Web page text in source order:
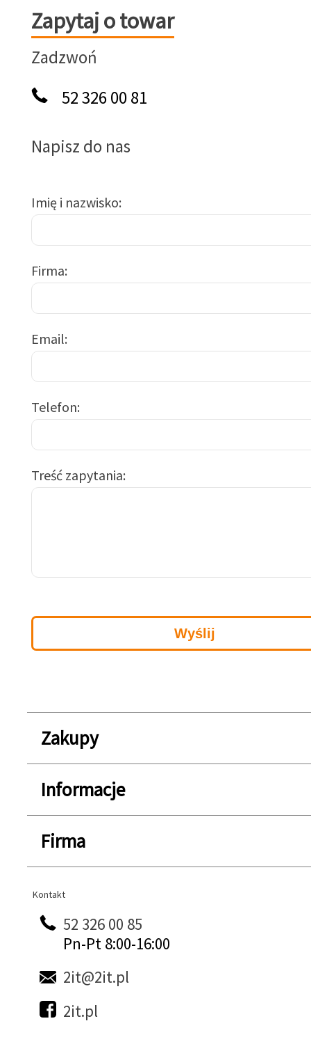
Zapytaj o towar
Zapytaj o towar
Zadzwoń
52 326 00 81
Napisz do nas
Imię i nazwisko
Firma
Email
Telefon
Treść zapytania
Zakupy
Informacje
Firma
Kontakt
Kontakt
52 326 00 85
Pn-Pt 8:00-16:00
2it@2it.pl
2it.pl